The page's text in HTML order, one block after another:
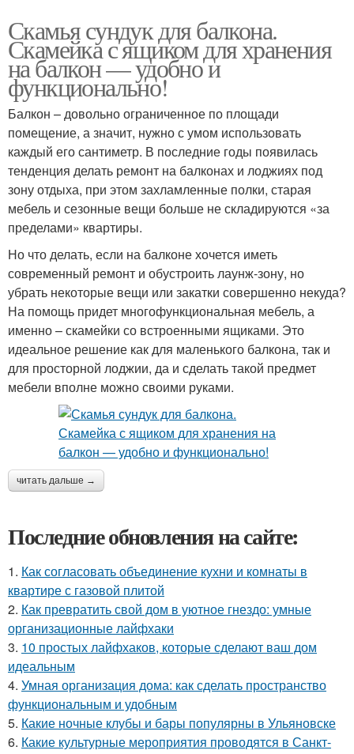
Скамья сундук для балкона.
Скамейка с ящиком для хранения
на балкон — удобно и
функционально!
Балкон – довольно ограниченное по площади
помещение, а значит, нужно с умом использовать
каждый его сантиметр. В последние годы появилась
тенденция делать ремонт на балконах и лоджиях под
зону отдыха, при этом захламленные полки, старая
мебель и сезонные вещи больше не складируются «за
пределами» квартиры.
Но что делать, если на балконе хочется иметь
современный ремонт и обустроить лаунж-зону, но
убрать некоторые вещи или закатки совершенно некуда?
На помощь придет многофункциональная мебель, а
именно – скамейки со встроенными ящиками. Это
идеальное решение как для маленького балкона, так и
для просторной лоджии, да и сделать такой предмет
мебели вполне можно своими руками.
читать дальше →
Последние обновления на сайте:
1. Как согласовать объединение кухни и комнаты в
квартире с газовой плитой
2. Как превратить свой дом в уютное гнездо: умные
организационные лайфхаки
3. 10 простых лайфхаков, которые сделают ваш дом
идеальным
4. Умная организация дома: как сделать пространство
функциональным и удобным
5. Какие ночные клубы и бары популярны в Ульяновске
6. Какие культурные мероприятия проводятся в Санкт-